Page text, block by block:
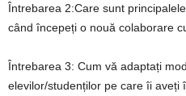
Întrebarea 2:Care sunt
când începeți o nouă colaborare
Întrebarea 3: Cum vă adaptați
elevilor/studenților pe care îi aveți